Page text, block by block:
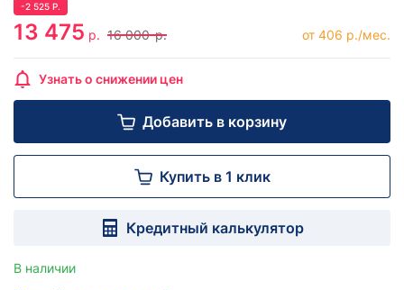
-2 525 Р.
13 475 р. 16 000 р. от 406 р./мес.
Узнать о снижении цен
Добавить в корзину
Купить в 1 клик
Кредитный калькулятор
В наличии